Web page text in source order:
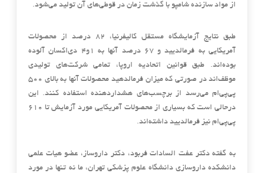
از مواد سازنده شامپو با گذشت زمان در قوطی‌های آن تولید می‌شود.
طبق نتایج آزمایشگاه مستقل کالیفرنیا، ۸۲ درصد از محصولات
آمریکایی به فرمالدیید و ۶۷ درصد آنها به ۱و۴ دی‌اکسان آلوده
بوده‌اند. طبق قوانین اتحادیه اروپا، تمامی شرکت‌های تولیدی
موظف‌اند در صورتی که میزان فرمالدهید محصولات آنها به بالای ۵۰۰
پی‌پی‌ام می‌رسد از برچسب‌های هشداردهنده استفاده کنند. این
درحالی است که بسیاری از محصولات آمریکایی مورد آزمایش تا ۶۱۰
پی‌پی‌ام نیز فرمالدیید داشته‌اند.
به گفته دکتر عفت السادات فربود، دکتر داروساز، عضو هیات علمی
دانشکده داروسازی دانشگاه علوم پزشکی تهران، ما نه تنها در مورد